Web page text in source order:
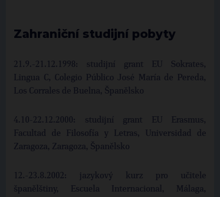
Zahraniční studijní pobyty
21.9.-21.12.1998: studijní grant EU Sokrates,
Lingua C, Colegio Público José María de Pereda,
Los Corrales de Buelna, Španělsko
4.10-22.12.2000: studijní grant EU Erasmus,
Facultad de Filosofía y Letras, Universidad de
Zaragoza, Zaragoza, Španělsko
12.-23.8.2002: jazykový kurz pro učitele
španělštiny, Escuela Internacional, Málaga,